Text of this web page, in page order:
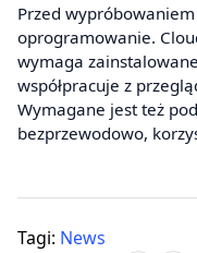
Przed
oprogramowanie.
wymaga
współpracuje z
Wymagane jest też
bezprzewodowo,
Tagi: News